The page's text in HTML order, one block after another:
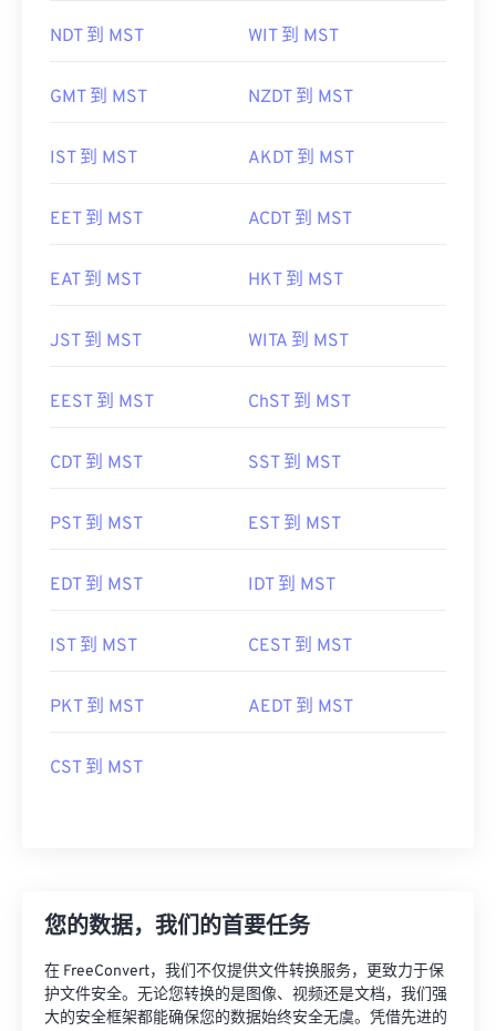
NDT 到 MST WIT 到 MST
GMT 到 MST NZDT 到 MST
IST 到 MST AKDT 到 MST
EET 到 MST ACDT 到 MST
EAT 到 MST HKT 到 MST
JST 到 MST WITA 到 MST
EEST 到 MST ChST 到 MST
CDT 到 MST SST 到 MST
PST 到 MST EST 到 MST
EDT 到 MST IDT 到 MST
IST 到 MST CEST 到 MST
PKT 到 MST AEDT 到 MST
CST 到 MST
您的数据，我们的首要任务
在 FreeConvert，我们不仅提供文件转换服务，更致力于保
护文件安全。无论您转换的是图像、视频还是文档，我们强
大的安全框架都能确保您的数据始终安全无虞。凭借先进的